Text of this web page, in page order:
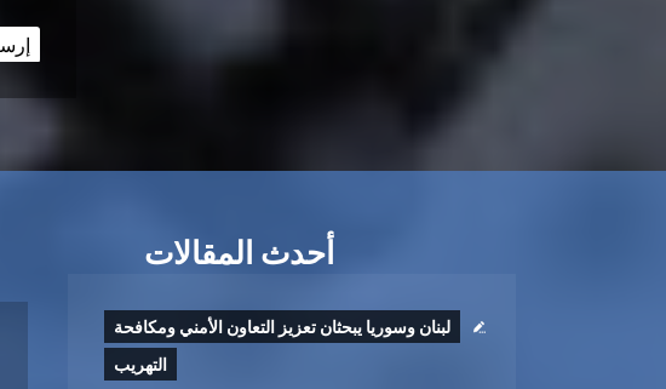
أحدث المقالات
لبنان وسوريا يبحثان تعزيز التعاون الأمني ومكافحة
التهريب